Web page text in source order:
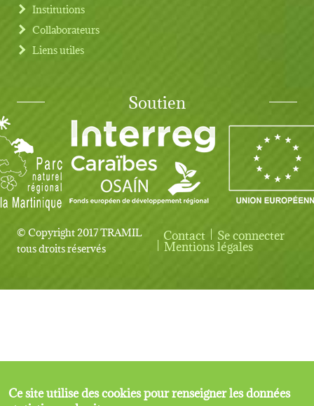
Institutions
Collaborateurs
Liens utiles
Soutien
© Copyright 2017 TRAMIL
tous droits réservés
User account menu
Contact Se connecter
Mentions légales
Ce site utilise des cookies pour renseigner les données